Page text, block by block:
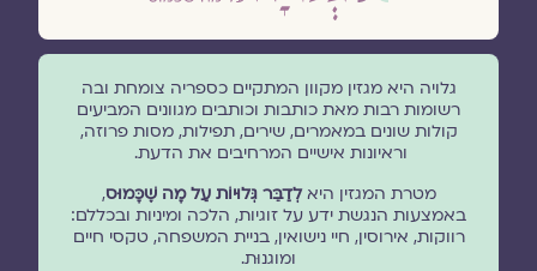
גלויה היא מגזין מקוון המתקיים כספריה צומחת ובה
רשומות רבות מאת כותבות וכותבים מגוונים המביעים
קולות שונים במאמרים, שירים, תפילות, מסות פרוזה,
וראיונות אישיים המרחיבים את הדעת.
מטרת המגזין היאלְדַבֵּר גְּלוּיוֹת עַל מָה שֶׁכָּמוּס,
באמצעות הנגשת ידע על זוגיות, הלכה ומיניות ובכללם:
רווקות, אירוסין, חיי נישואין, בניית המשפחה, טקסי חיים
ומוגנוּת.